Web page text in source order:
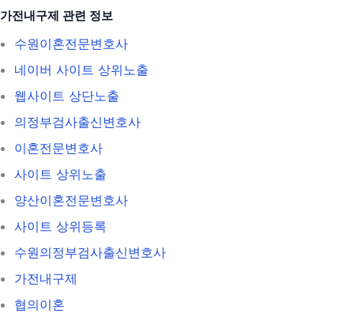
가전내구제 관련 정보
수원이혼전문변호사
네이버 사이트 상위노출
웹사이트 상단노출
의정부검사출신변호사
이혼전문변호사
사이트 상위노출
양산이혼전문변호사
사이트 상위등록
수원의정부검사출신변호사
가전내구제
협의이혼